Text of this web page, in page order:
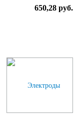
650,28 руб.